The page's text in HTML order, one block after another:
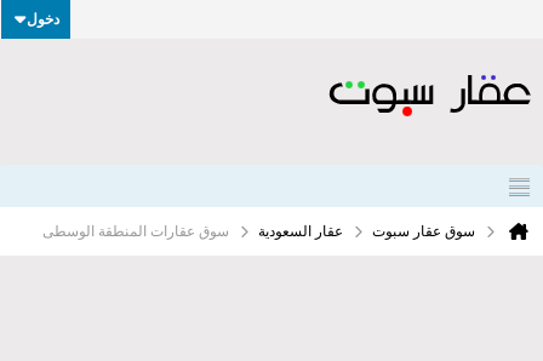
دخول
سوق عقار سبوت عقار السعودية سوق عقارات المنطقة الوسطى